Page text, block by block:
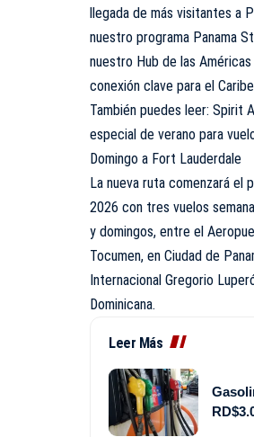
llegada de más visitantes a
nuestro programa Panama
nuestro Hub de las
conexión clave para el
También puedes leer: Spirit
especial de verano para
Domingo a Fort Lauderdale
La nueva ruta comenzará el
2026 con tres vuelos
y domingos, entre el
Tocumen, en Ciudad de
Internacional Gregorio
Dominicana.
Leer Más